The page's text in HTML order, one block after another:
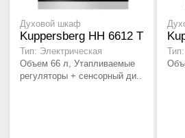
Духовой шкаф
Kuppersberg HH 6612 T
Тип: Электрическая
Объем 66 л, Утапливаемые
регуляторы + сенсорный ди..